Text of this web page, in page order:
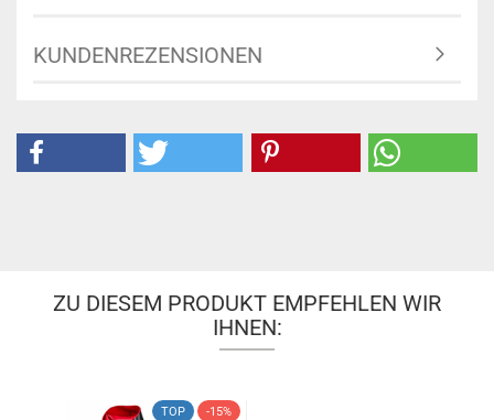
KUNDENREZENSIONEN
ZU DIESEM PRODUKT EMPFEHLEN WIR
IHNEN:
TOP -15%